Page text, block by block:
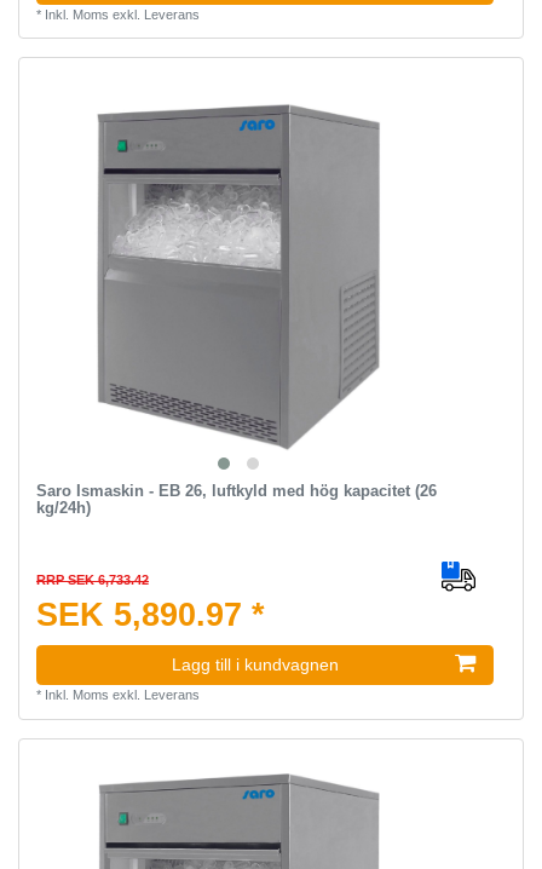
* Inkl. Moms exkl. Leverans
Saro Ismaskin - EB 26, luftkyld med hög kapacitet (26
kg/24h)
RRP SEK 6,733.42
SEK 5,890.97 *
Lagg till i kundvagnen
* Inkl. Moms exkl. Leverans